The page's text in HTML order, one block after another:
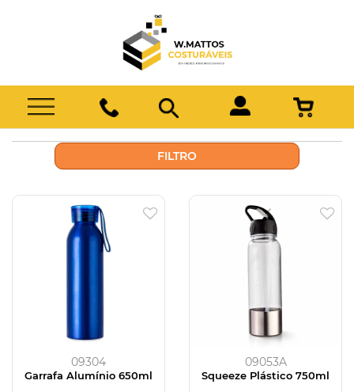
FILTRO
09304
Garrafa Alumínio 650ml
09053A
Squeeze Plástico 750ml